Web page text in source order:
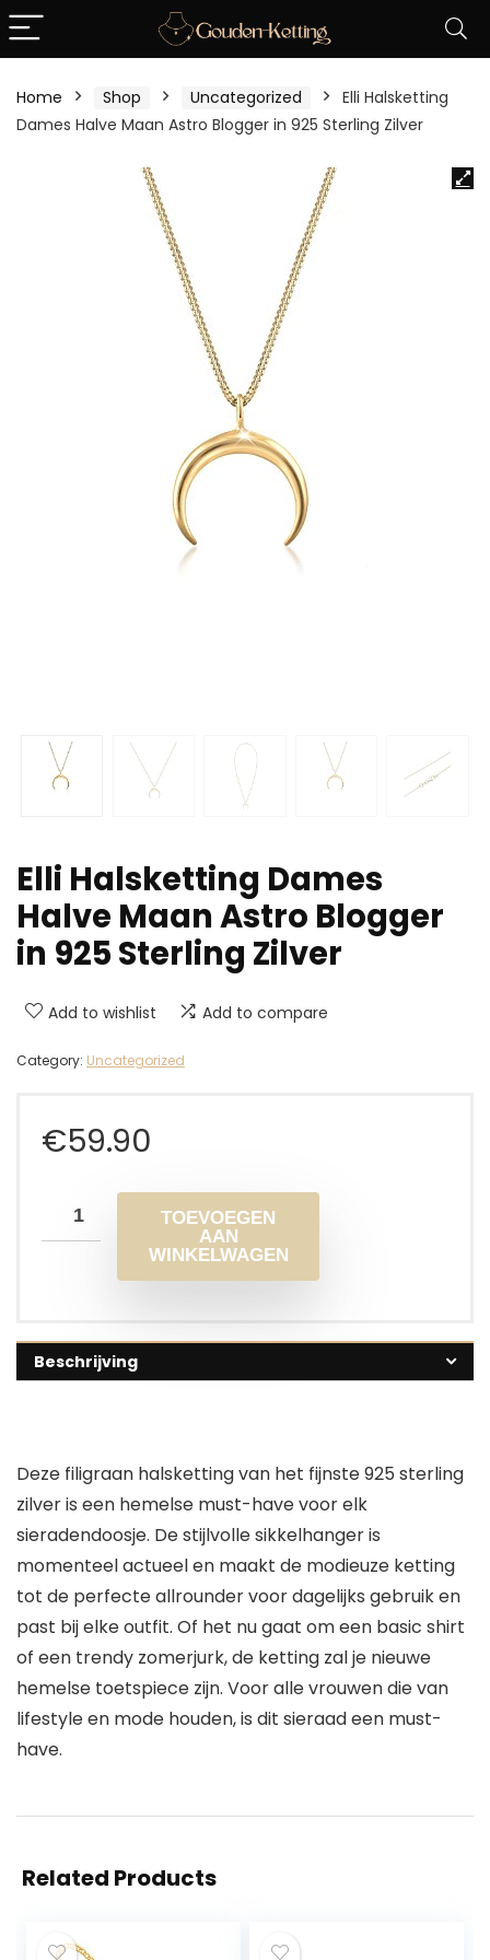
Home Shop Uncategorized
Elli Halsketting
Dames Halve Maan Astro Blogger in 925 Sterling Zilver
Elli Halsketting Dames
Halve Maan Astro Blogger
in 925 Sterling Zilver
Add to wishlist Add to compare
Category: Uncategorized
€59.90
TOEVOEGEN
AAN
WINKELWAGEN
Beschrijving
Deze filigraan halsketting van het fijnste 925 sterling
zilver is een hemelse must-have voor elk
sieradendoosje. De stijlvolle sikkelhanger is
momenteel actueel en maakt de modieuze ketting
tot de perfecte allrounder voor dagelijks gebruik en
past bij elke outfit. Of het nu gaat om een basic shirt
of een trendy zomerjurk, de ketting zal je nieuwe
hemelse toetspiece zijn. Voor alle vrouwen die van
lifestyle en mode houden, is dit sieraad een must-
have.
Related Products